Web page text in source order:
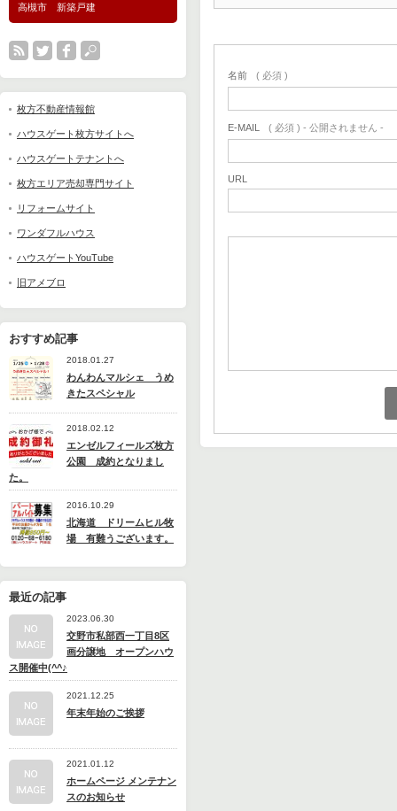
高槻市 新築戸建
枚方不動産情報館
ハウスゲート枚方サイトへ
ハウスゲートテナントへ
枚方エリア売却専門サイト
リフォームサイト
ワンダフルハウス
ハウスゲートYouTube
旧アメブロ
おすすめ記事
2018.01.27
わんわんマルシェ うめ
きたスペシャル
2018.02.12
エンゼルフィールズ枚方
公園 成約となりまし
た。
2016.10.29
北海道 ドリームヒル牧
場 有難うございます。
最近の記事
2023.06.30
交野市私部西一丁目8区
画分譲地 オープンハウ
ス開催中(^^♪
2021.12.25
年末年始のご挨拶
2021.01.12
ホームページ メンテナン
スのお知らせ
名前 ( 必須 )
E-MAIL ( 必須 ) - 公開されません -
URL